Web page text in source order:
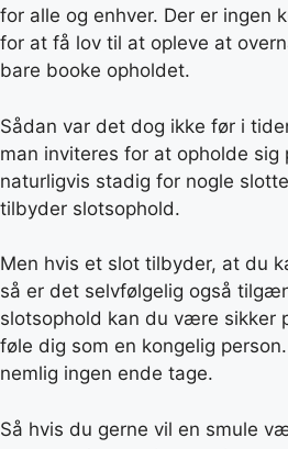
for alle og enhver. Der er ingen
for at få lov til at opleve at
bare booke opholdet.
Sådan var det dog ikke før i
man inviteres for at opholde
naturligvis stadig for nogle
tilbyder slotsophold.
Men hvis et slot tilbyder, at du
så er det selvfølgelig også
slotsophold kan du være sikker
føle dig som en kongelig
nemlig ingen ende tage.
Så hvis du gerne vil en smule